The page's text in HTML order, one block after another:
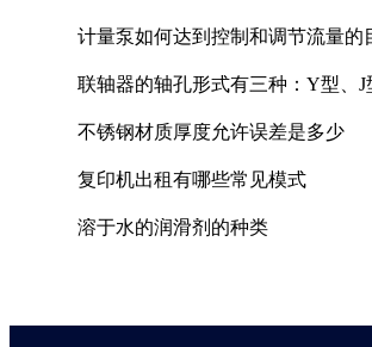
计量泵如何达到控制和调节流量的
联轴器的轴孔形式有三种：Y型、J
不锈钢材质厚度允许误差是多少
复印机出租有哪些常见模式
溶于水的润滑剂的种类